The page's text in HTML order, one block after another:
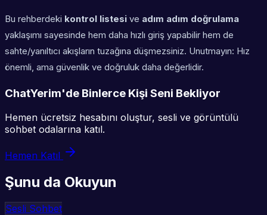
Bu rehberdeki kontrol listesi ve adım adım doğrulama
yaklaşımı sayesinde hem daha hızlı giriş yapabilir hem de
sahte/yanıltıcı akışların tuzağına düşmezsiniz. Unutmayın: Hız
önemli, ama güvenlik ve doğruluk daha değerlidir.
ChatYerim'de Binlerce Kişi Seni Bekliyor
Hemen ücretsiz hesabını oluştur, sesli ve görüntülü
sohbet odalarına katıl.
Hemen Katıl
Şunu da Okuyun
Sesli Sohbet